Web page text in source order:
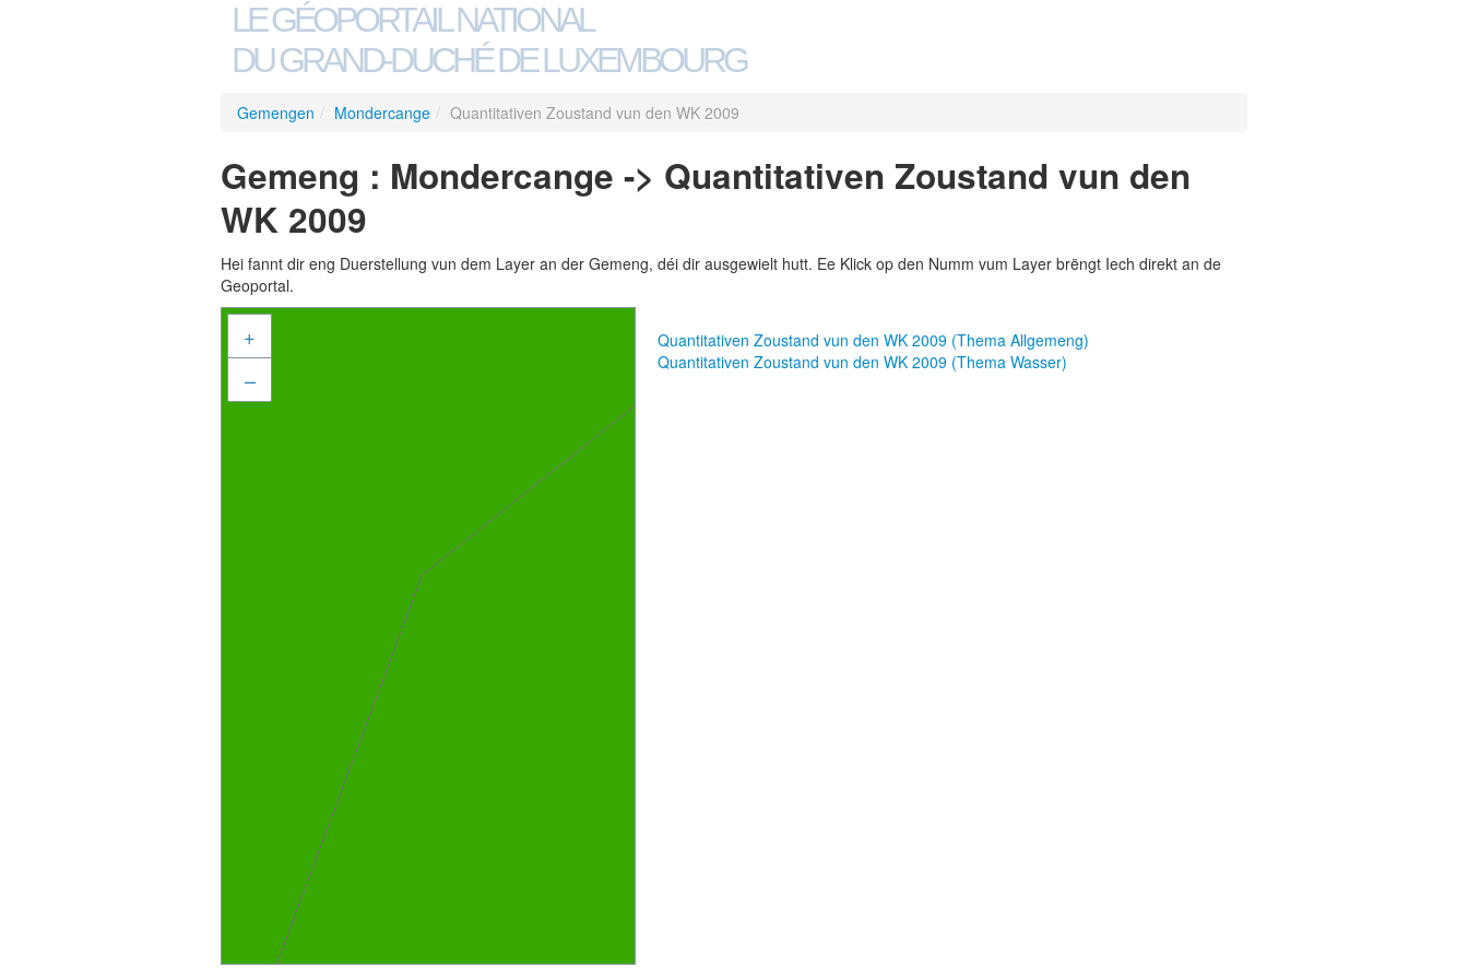
LE GÉOPORTAIL NATIONAL
DU GRAND-DUCHÉ DE LUXEMBOURG
Gemengen / Mondercange / Quantitativen Zoustand vun den WK 2009
Gemeng : Mondercange -> Quantitativen Zoustand vun den
WK 2009
Hei fannt dir eng Duerstellung vun dem Layer an der Gemeng, déi dir ausgewielt hutt. Ee Klick op den Numm vum Layer brëngt Iech direkt an de
Geoportal.
+
–
Quantitativen Zoustand vun den WK 2009 (Thema Allgemeng)
Quantitativen Zoustand vun den WK 2009 (Thema Wasser)